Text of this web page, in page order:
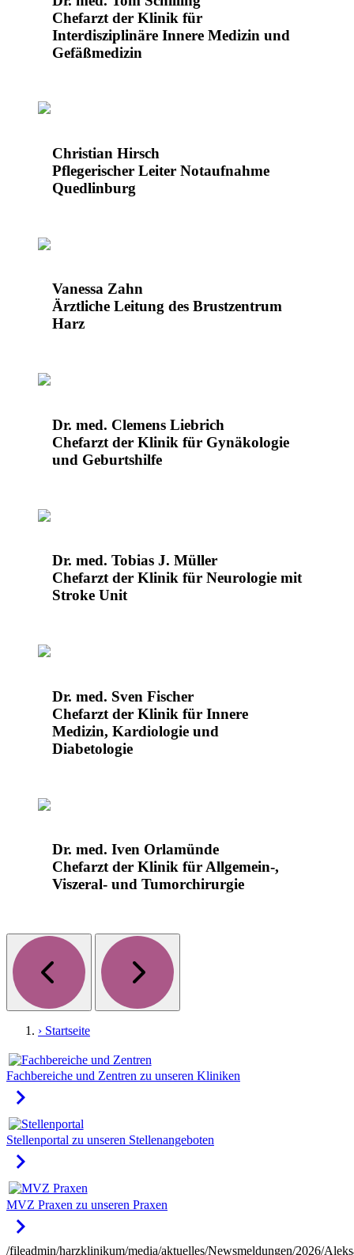
Chefarzt der Klinik für
Interdisziplinäre Innere Medizin und
Gefäßmedizin
Christian Hirsch
Pflegerischer Leiter Notaufnahme
Quedlinburg
Vanessa Zahn
Ärztliche Leitung des Brustzentrum
Harz
Dr. med. Clemens Liebrich
Chefarzt der Klinik für Gynäkologie
und Geburtshilfe
Dr. med. Tobias J. Müller
Chefarzt der Klinik für Neurologie mit
Stroke Unit
Dr. med. Sven Fischer
Chefarzt der Klinik für Innere
Medizin, Kardiologie und
Diabetologie
Dr. med. Iven Orlamünde
Chefarzt der Klinik für Allgemein-,
Viszeral- und Tumorchirurgie
› Startseite
Fachbereiche und Zentren zu unseren Kliniken
keyboard_arrow_right
Stellenportal zu unseren Stellenangeboten
keyboard_arrow_right
MVZ Praxen zu unseren Praxen
keyboard_arrow_right
/fileadmin/harzklinikum/media/aktuelles/Newsmeldungen/2026/